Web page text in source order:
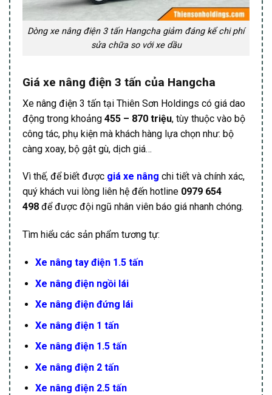
Dòng xe nâng điện 3 tấn Hangcha giảm đáng kể chi phí
sửa chữa so với xe dầu
Giá xe nâng điện 3 tấn của Hangcha
Xe nâng điện 3 tấn tại Thiên Sơn Holdings có giá dao
động trong khoảng 455 – 870 triệu, tùy thuộc vào bộ
công tác, phụ kiện mà khách hàng lựa chọn như: bộ
càng xoay, bộ gật gù, dịch giá…
Vì thế, để biết được giá xe nâng chi tiết và chính xác,
quý khách vui lòng liên hệ đến hotline 0979 654
498 để được đội ngũ nhân viên báo giá nhanh chóng.
Tìm hiểu các sản phẩm tương tự:
Xe nâng tay điện 1.5 tấn
Xe nâng điện ngồi lái
Xe nâng điện đứng lái
Xe nâng điện 1 tấn
Xe nâng điện 1.5 tấn
Xe nâng điện 2 tấn
Xe nâng điện 2.5 tấn